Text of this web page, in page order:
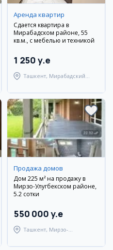
Аренда квартир
Сдается квартира в
Мирабадском районе, 55
кв.м., с мебелью и техникой
1 250 y.e
Ташкент, Мирабадский
Продажа домов
Дом 225 м² на продажу в
Мирзо-Улугбекском районе,
5.2 сотки
550 000 y.e
Ташкент, Мирзо-